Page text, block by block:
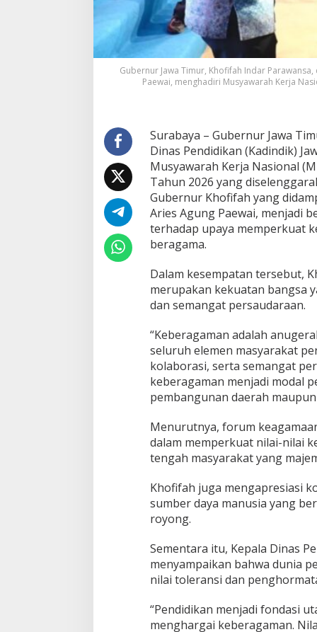
0
2
6
,
T
e
g
a
n
P
e
n
t
i
n
g
a
H
a
r
o
n
i
d
a
l
m
K
e
b
r
a
m
a
n
Gubernur Jawa Timur, Khofifah Indar
Paewai, menghadiri Musyawarah Kerja
Surabaya – Gubernur Jawa
Dinas Pendidikan (Kadindik)
Musyawarah Kerja Nasional
Tahun 2026 yang
Gubernur Khofifah yang
Aries Agung Paewai, menjadi
terhadap upaya memperkuat
beragama.
Dalam kesempatan tersebut,
merupakan kekuatan bangsa
dan semangat persaudaraan.
“Keberagaman adalah
seluruh elemen masyarakat
kolaborasi, serta semangat
keberagaman menjadi modal
pembangunan daerah
Menurutnya, forum
dalam memperkuat nilai-nilai
tengah masyarakat yang
Khofifah juga mengapresiasi
sumber daya manusia yang
royong.
Sementara itu, Kepala Dinas
menyampaikan bahwa dunia
nilai toleransi dan
“Pendidikan menjadi fondasi
menghargai keberagaman.